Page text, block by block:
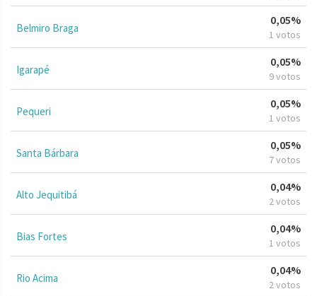
Belmiro Braga
0,05%
1 votos
Igarapé
0,05%
9 votos
Pequeri
0,05%
1 votos
Santa Bárbara
0,05%
7 votos
Alto Jequitibá
0,04%
2 votos
Bias Fortes
0,04%
1 votos
Rio Acima
0,04%
2 votos